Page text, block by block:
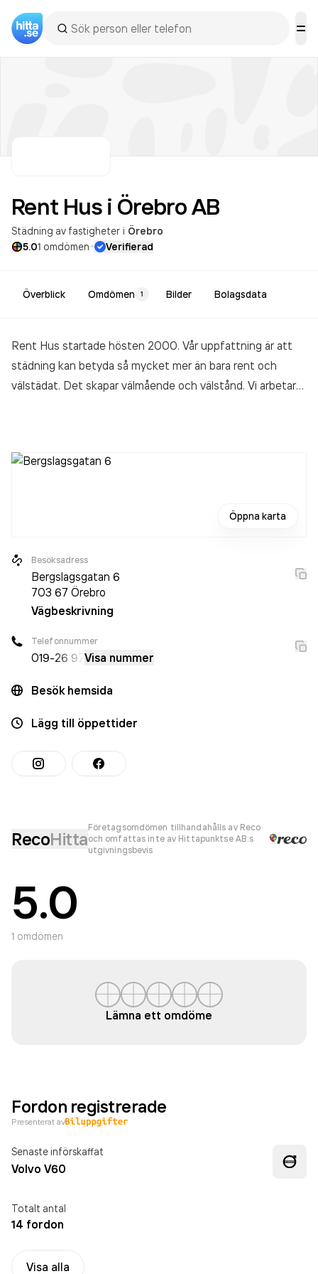
Rent Hus i ÖrebroAB
Städning av fastigheter i Örebro
5.01 omdömen· Verifierad
Överblick Omdömen 1 Bilder Bolagsdata
Rent Hus startade hösten 2000. Vår uppfattning är att
städning kan betyda så mycket mer än bara rent och
välstädat. Det skapar välmående och välstånd. Vi arbetar
Öppna karta
Besöksadress
Bergslagsgatan 6
703 67 Örebro
Vägbeskrivning
Telefonnummer
019-26 97 Visa nummer
Besök hemsida
Lägg till öppettider
RecoHitta
Företagsomdömen tillhandahålls av Reco
och omfattas inte av Hittapunktse AB:s
utgivningsbevis
5.0
1 omdömen
Lämna ett omdöme
Fordon registrerade
Presenterat av
Senaste införskaffat
Volvo V60
Totalt antal
14 fordon
Visa alla